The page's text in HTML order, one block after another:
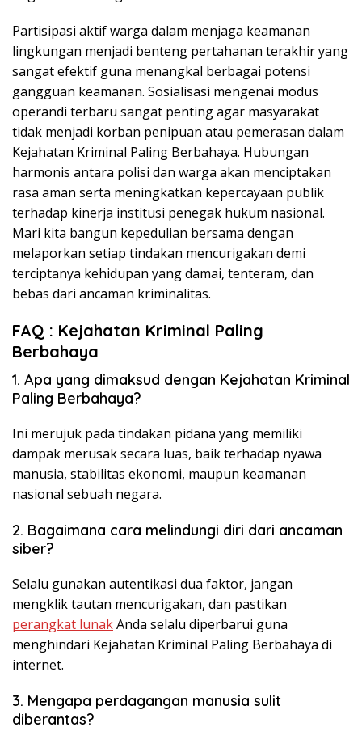
Partisipasi aktif warga dalam menjaga keamanan
lingkungan menjadi benteng pertahanan terakhir yang
sangat efektif guna menangkal berbagai potensi
gangguan keamanan. Sosialisasi mengenai modus
operandi terbaru sangat penting agar masyarakat
tidak menjadi korban penipuan atau pemerasan dalam
Kejahatan Kriminal Paling Berbahaya. Hubungan
harmonis antara polisi dan warga akan menciptakan
rasa aman serta meningkatkan kepercayaan publik
terhadap kinerja institusi penegak hukum nasional.
Mari kita bangun kepedulian bersama dengan
melaporkan setiap tindakan mencurigakan demi
terciptanya kehidupan yang damai, tenteram, dan
bebas dari ancaman kriminalitas.
FAQ : Kejahatan Kriminal Paling
Berbahaya
1. Apa yang dimaksud dengan Kejahatan Kriminal
Paling Berbahaya?
Ini merujuk pada tindakan pidana yang memiliki
dampak merusak secara luas, baik terhadap nyawa
manusia, stabilitas ekonomi, maupun keamanan
nasional sebuah negara.
2. Bagaimana cara melindungi diri dari ancaman
siber?
Selalu gunakan autentikasi dua faktor, jangan
mengklik tautan mencurigakan, dan pastikan
perangkat lunakAnda selalu diperbarui guna
menghindari Kejahatan Kriminal Paling Berbahaya di
internet.
3. Mengapa perdagangan manusia sulit
diberantas?